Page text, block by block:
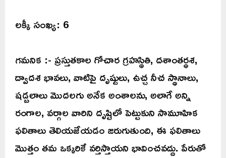
లక్కీ సంఖ్య: 6
గమనిక :- ప్రస్తుతకాల గోచార గ్రహస్థితి, దశాంతర్ధశ,
ద్వాదశ భావలు, వాటిపై దృష్టులు, ఉచ్చ నీచ స్థానాలు,
షడ్బలాలు మొదలగు అనేక అంశాలను, అలాగే అన్ని
రంగాల, వర్గాల వారిని దృష్టిలో పెట్టుకుని సామూహిక
ఫలితాలు తెలియజేయడం జరుగుతుంది, ఈ ఫలితాలు
మొత్తం తమ ఒక్కరికే వర్తిస్తాయని భావించవద్దు. పేరుతో